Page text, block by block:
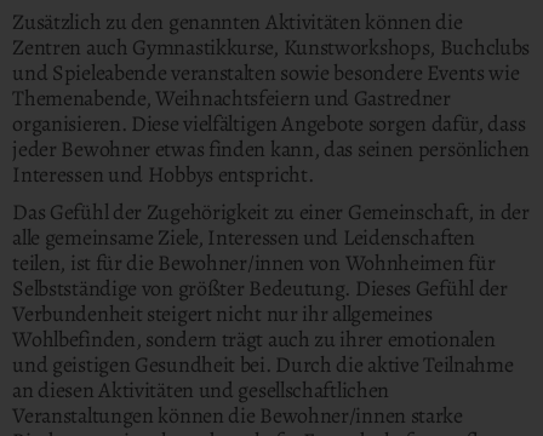
Zusätzlich zu den genannten Aktivitäten können die
Zentren auch Gymnastikkurse, Kunstworkshops, Buchclubs
und Spieleabende veranstalten sowie besondere Events wie
Themenabende, Weihnachtsfeiern und Gastredner
organisieren. Diese vielfältigen Angebote sorgen dafür, dass
jeder Bewohner etwas finden kann, das seinen persönlichen
Interessen und Hobbys entspricht.
Das Gefühl der Zugehörigkeit zu einer Gemeinschaft, in der
alle gemeinsame Ziele, Interessen und Leidenschaften
teilen, ist für die Bewohner/innen von Wohnheimen für
Selbstständige von größter Bedeutung. Dieses Gefühl der
Verbundenheit steigert nicht nur ihr allgemeines
Wohlbefinden, sondern trägt auch zu ihrer emotionalen
und geistigen Gesundheit bei. Durch die aktive Teilnahme
an diesen Aktivitäten und gesellschaftlichen
Veranstaltungen können die Bewohner/innen starke